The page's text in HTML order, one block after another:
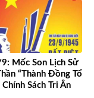
Mốc Son Lịch Sử
“Thành Đồng Tổ
Sách Tri Ân